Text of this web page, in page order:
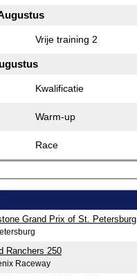
Vrije training 2
Kwalificatie
Warm-up
Race
Grand Prix of St. Petersburg
Ranchers 250
Raceway